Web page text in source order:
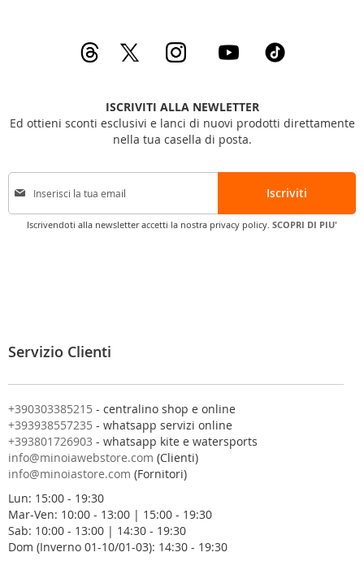
ISCRIVITI ALLA NEWLETTER
Ed ottieni sconti esclusivi e lanci di nuovi prodotti direttamente
nella tua casella di posta.
I
c
l
n
o
s
t
r
a
e
w
s
l
Iscriviti
Iscrivendoti alla newsletter accetti la nostra privacy policy. SCOPRI DI PIU'
Servizio Clienti
+390303385215 - centralino shop e online
+393938557235 - whatsapp servizi online
+393801726903 - whatsapp kite e watersports
info@minoiawebstore.com (Clienti)
info@minoiastore.com (Fornitori)
Lun: 15:00 - 19:30
Mar-Ven: 10:00 - 13:00 | 15:00 - 19:30
Sab: 10:00 - 13:00 | 14:30 - 19:30
Dom (Inverno 01-10/01-03): 14:30 - 19:30